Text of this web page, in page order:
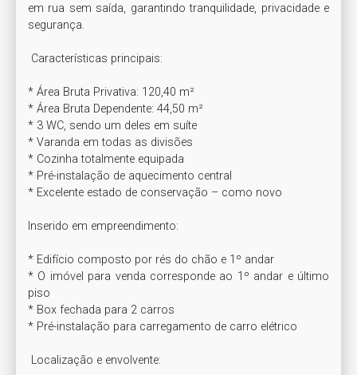
em rua sem saída, garantindo tranquilidade, privacidade e
segurança.
* Área Bruta Privativa: 120,40 m²
* Área Bruta Dependente: 44,50 m²
* 3 WC, sendo um deles em suíte
* Varanda em todas as divisões
* Cozinha totalmente equipada
* Pré-instalação de aquecimento central
* Excelente estado de conservação – como novo
Inserido em empreendimento:
* Edifício composto por rés do chão e 1º andar
* O imóvel para venda corresponde ao 1º andar e último
piso
* Box fechada para 2 carros
* Pré-instalação para carregamento de carro elétrico